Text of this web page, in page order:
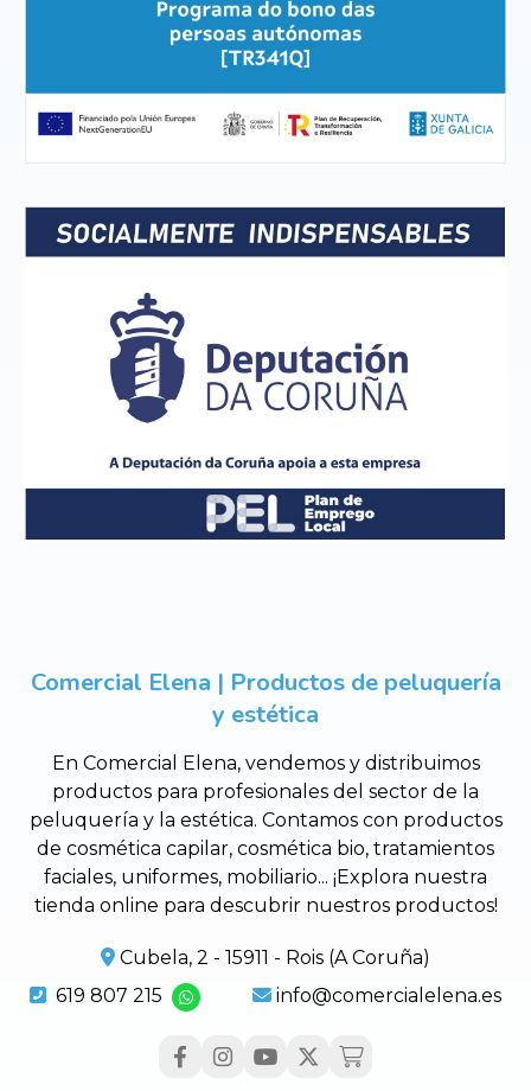
Comercial Elena | Productos de peluquería
y estética
En Comercial Elena, vendemos y distribuimos
productos para profesionales del sector de la
peluquería y la estética. Contamos con productos
de cosmética capilar, cosmética bio, tratamientos
faciales, uniformes, mobiliario... ¡Explora nuestra
tienda online para descubrir nuestros productos!
Cubela, 2 - 15911 - Rois (A Coruña)
619 807 215
info@comercialelena.es